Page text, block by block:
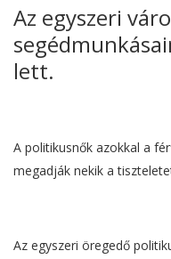
Az egyszeri
lett.
A politikusnők azokkal a
megadják nekik a
Az egyszeri öregedő